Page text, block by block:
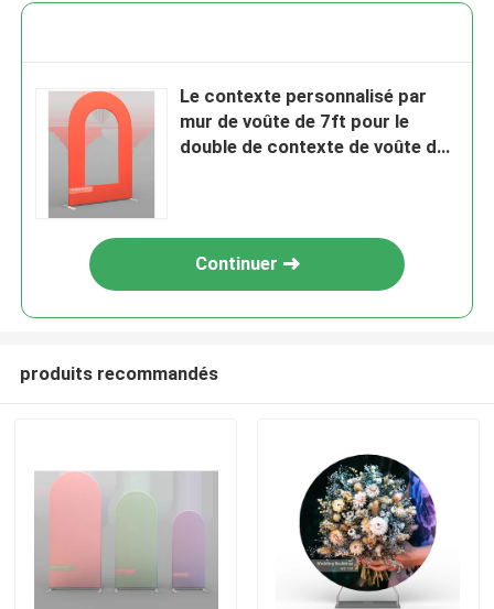
Le contexte personnalisé par
mur de voûte de 7ft pour le
double de contexte de voûte de
Continuer
produits recommandés